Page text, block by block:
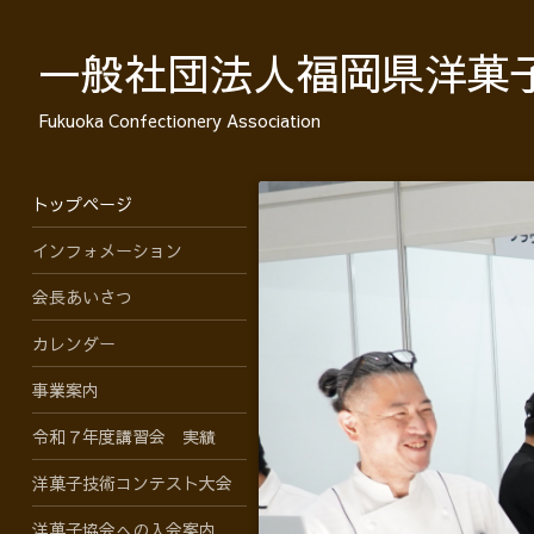
一般社団法人福岡県洋菓
Fukuoka Confectionery Association
トップページ
インフォメーション
会長あいさつ
カレンダー
事業案内
令和７年度講習会 実績
洋菓子技術コンテスト大会
洋菓子協会への入会案内